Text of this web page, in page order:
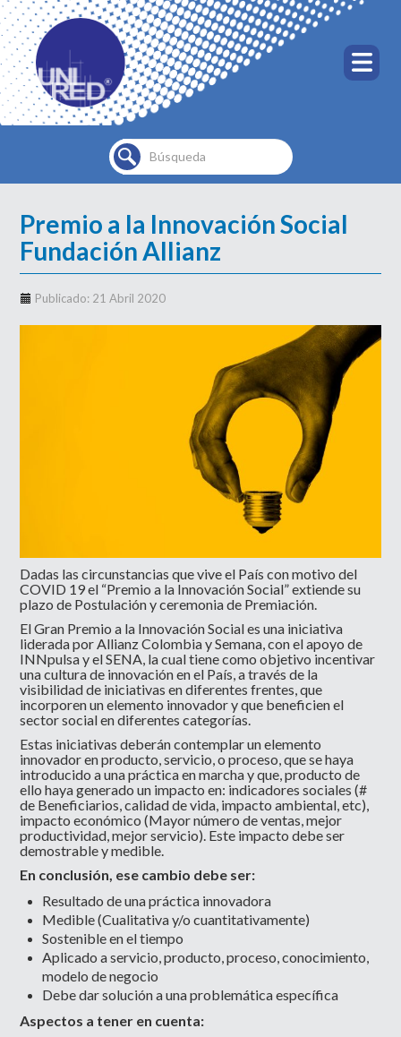
Buscar...
Premio a la Innovación Social
Fundación Allianz
Publicado: 21 Abril 2020
Dadas las circunstancias que vive el País con motivo del
COVID 19 el “Premio a la Innovación Social” extiende su
plazo de Postulación y ceremonia de Premiación.
El Gran Premio a la Innovación Social es una iniciativa
liderada por Allianz Colombia y Semana, con el apoyo de
INNpulsa y el SENA, la cual tiene como objetivo incentivar
una cultura de innovación en el País, a través de la
visibilidad de iniciativas en diferentes frentes, que
incorporen un elemento innovador y que beneficien el
sector social en diferentes categorías.
Estas iniciativas deberán contemplar un elemento
innovador en producto, servicio, o proceso, que se haya
introducido a una práctica en marcha y que, producto de
ello haya generado un impacto en: indicadores sociales (#
de Beneficiarios, calidad de vida, impacto ambiental, etc),
impacto económico (Mayor número de ventas, mejor
productividad, mejor servicio). Este impacto debe ser
demostrable y medible.
En conclusión, ese cambio debe ser:
Resultado de una práctica innovadora
Medible (Cualitativa y/o cuantitativamente)
Sostenible en el tiempo
Aplicado a servicio, producto, proceso, conocimiento,
modelo de negocio
Debe dar solución a una problemática específica
Aspectos a tener en cuenta: